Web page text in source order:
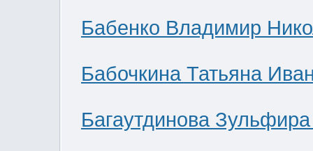
Бабенко Владимир
Бабочкина Татьяна
Багаутдинова